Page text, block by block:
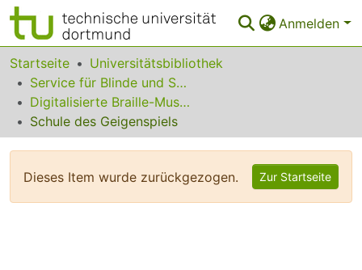
Anmelden
Bereiche & Sammlungen
Das gesamte Repositorium
Statistiken
Startseite
Universitätsbibliothek
Service für Blinde und Sehbehinderte
Digitalisierte Braille-Musik-Matrizen des VzfB
Schule des Geigenspiels
Dieses Item wurde zurückgezogen. Zur Startseite